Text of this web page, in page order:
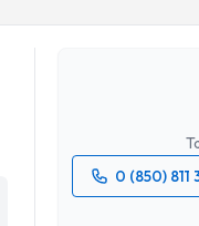
0 (850) 811